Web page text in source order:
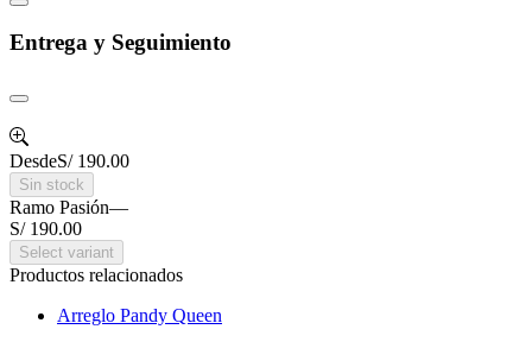
Entrega y Seguimiento
DesdeS/ 190.00
Sin stock
Ramo Pasión—
S/ 190.00
Select variant
Productos relacionados
Arreglo Pandy Queen